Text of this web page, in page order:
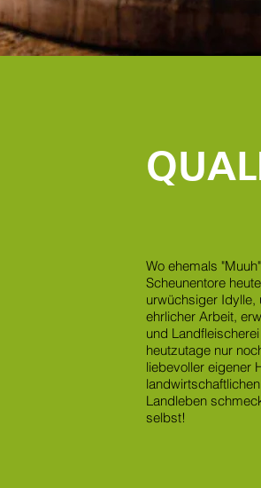
Wo ehemals
Scheunentore
urwüchsiger Idylle,
ehrlicher Arbeit,
und
heutzutage nur
liebevoller eigener
Landleben
selbst!